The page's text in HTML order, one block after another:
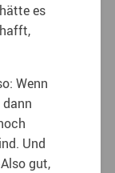
es
Wenn
dann
Und
gut,